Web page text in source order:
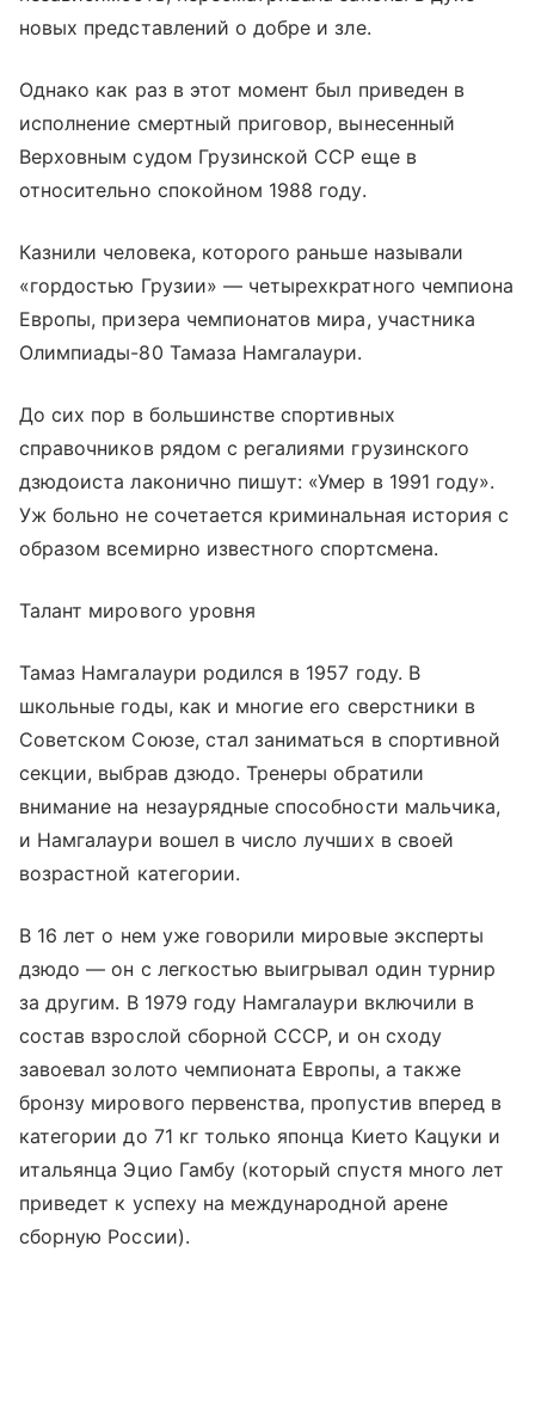
новых представлений о добре и зле.
Однако как раз в этот момент был приведен в
исполнение смертный приговор, вынесенный
Верховным судом Грузинской ССР еще в
относительно спокойном 1988 году.
Казнили человека, которого раньше называли
«гордостью Грузии» — четырехкратного чемпиона
Европы, призера чемпионатов мира, участника
Олимпиады-80 Тамаза Намгалаури.
До сих пор в большинстве спортивных
справочников рядом с регалиями грузинского
дзюдоиста лаконично пишут: «Умер в 1991 году».
Уж больно не сочетается криминальная история с
образом всемирно известного спортсмена.
Талант мирового уровня
Тамаз Намгалаури родился в 1957 году. В
школьные годы, как и многие его сверстники в
Советском Союзе, стал заниматься в спортивной
секции, выбрав дзюдо. Тренеры обратили
внимание на незаурядные способности мальчика,
и Намгалаури вошел в число лучших в своей
возрастной категории.
В 16 лет о нем уже говорили мировые эксперты
дзюдо — он с легкостью выигрывал один турнир
за другим. В 1979 году Намгалаури включили в
состав взрослой сборной СССР, и он сходу
завоевал золото чемпионата Европы, а также
бронзу мирового первенства, пропустив вперед в
категории до 71 кг только японца Кието Кацуки и
итальянца Эцио Гамбу (который спустя много лет
приведет к успеху на международной арене
сборную России).